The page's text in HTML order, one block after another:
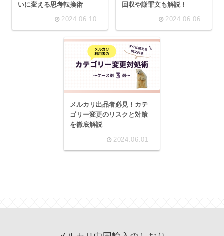
いに変える思考転換術
2024.06.10
回収や謝罪文も解説！
2024.06.06
メルカリ出品者必見！カテ
ゴリー変更のリスクと対策
を徹底解説
2024.06.01